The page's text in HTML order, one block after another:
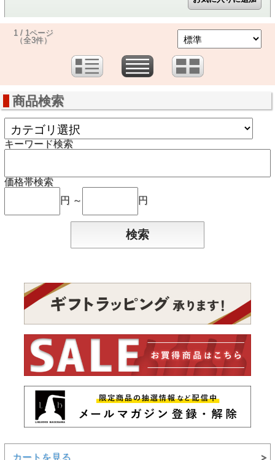
1 / 1ページ
（全3件）
商品検索
キーワード検索
価格帯検索
円 ～
円
カートを見る